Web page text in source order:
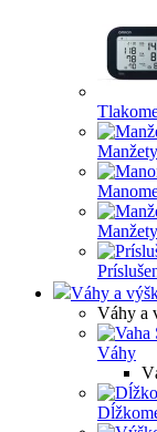
Váhy a
Váhy a
Váhy